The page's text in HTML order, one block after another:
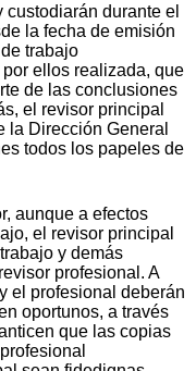
durante el
la fecha de emisión
trabajo
ellos realizada, que
de las conclusiones
el revisor principal
la Dirección General
todos los papeles de
aunque a efectos
el revisor principal
y demás
profesional. A
el profesional deberán
oportunos, a través
que las copias